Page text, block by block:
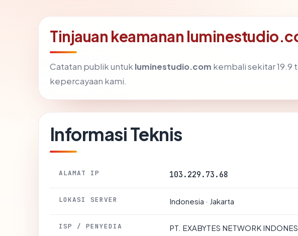
Tinjauan keamanan
Catatan publik untuk luminestudio.com kembali sekitar 19.9
kepercayaan kami.
Informasi Teknis
ALAMAT IP 103.229.73.68
LOKASI SERVER Indonesia · Jakarta
ISP / PENYEDIA PT. EXABYTES NETWORK